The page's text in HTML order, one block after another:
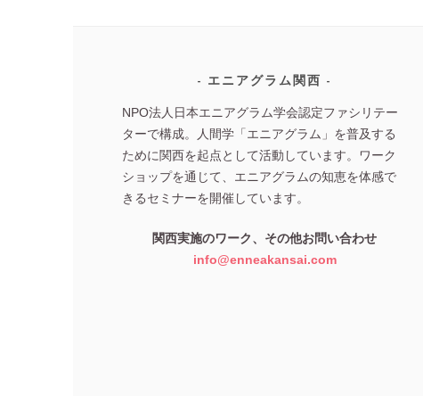
エニアグラム関西
NPO法人日本エニアグラム学会認定ファシリテー
ターで構成。人間学「エニアグラム」を普及する
ために関西を起点として活動しています。ワーク
ショップを通じて、エニアグラムの知恵を体感で
きるセミナーを開催しています。
関西実施のワーク、その他お問い合わせ
info@enneakansai.com